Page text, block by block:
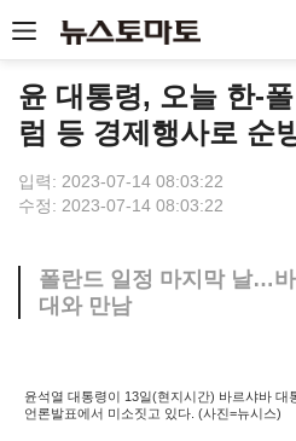
윤 대통령, 오늘 한-
럼 등 경제행사로 순
입력: 2023-07-14 08:03:22
수정: 2023-07-14 08:03:22
폴란드 일정 마지막 날…
대와 만남
윤석열 대통령이 13일(현지시간) 바르샤바 대
언론발표에서 미소짓고 있다. (사진=뉴시스)